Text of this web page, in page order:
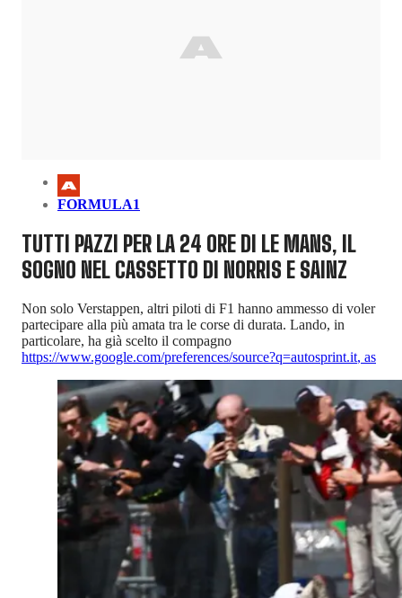
FORMULA1
TUTTI PAZZI PER LA 24 ORE DI LE MANS, IL
SOGNO NEL CASSETTO DI NORRIS E SAINZ
Non solo Verstappen, altri piloti di F1 hanno ammesso di voler
partecipare alla più amata tra le corse di durata. Lando, in
particolare, ha già scelto il compagno
https://www.google.com/preferences/source?q=autosprint.it, as